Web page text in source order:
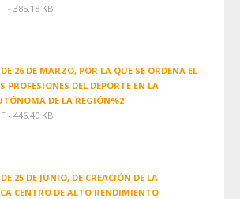
- 385.18 KB
26 DE MARZO, POR LA QUE SE ORDENA EL
PROFESIONES DEL DEPORTE EN LA
DE LA REGIÓN%2
- 446.40 KB
25 DE JUNIO, DE CREACIÓN DE LA
CENTRO DE ALTO RENDIMIENTO